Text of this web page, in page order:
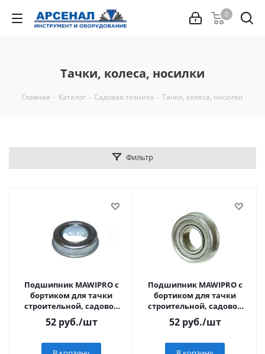
0
Тачки, колеса, носилки
Главная - Каталог - Садовая техника - Тачки, колеса, носилки
Фильтр
Подшипник MAWIPRO c
бортиком для тачки
строительной, садовой
(серый) 35/16мм.
52руб./шт
Подшипник MAWIPRO с
бортиком для тачки
строительной, садовой
(серый) 35/12мм.
52руб./шт